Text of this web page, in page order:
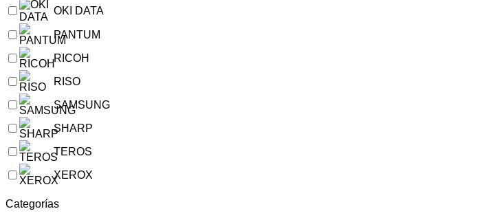
OKI DATA
PANTUM
RICOH
RISO
SAMSUNG
SHARP
TEROS
XEROX
Categorías